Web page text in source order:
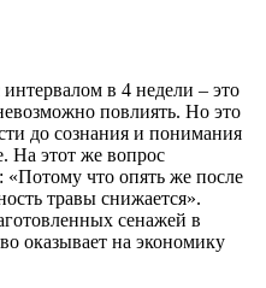
в 4 недели – это
повлиять. Но это
до сознания и понимания
На этот же вопрос
«Потому что опять же после
травы снижается».
сенажей в
оказывает на экономику